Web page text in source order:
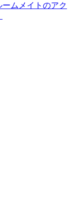
ムメイトのアク